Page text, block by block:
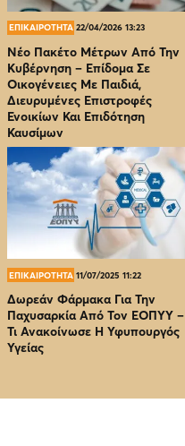
ΕΠΙΚΑΙΡΟΤΗΤΑ 22/04/2026 13:23
Νέο Πακέτο Μέτρων Από Την
Κυβέρνηση – Επίδομα Σε
Οικογένειες Με Παιδιά,
Διευρυμένες Επιστροφές
Ενοικίων Και Επιδότηση
Καυσίμων
ΕΠΙΚΑΙΡΟΤΗΤΑ 11/07/2025 11:22
Δωρεάν Φάρμακα Για Την
Παχυσαρκία Από Τον EOΠΥΥ –
Τι Ανακοίνωσε Η Υφυπουργός
Υγείας